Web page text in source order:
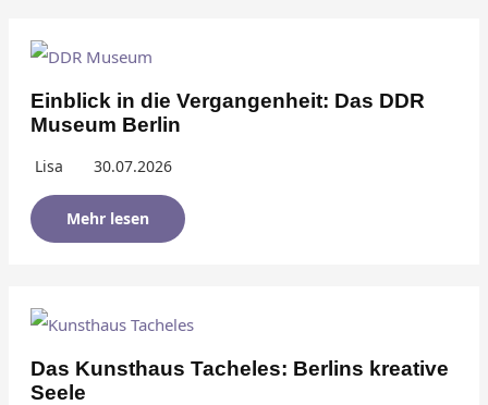
Einblick in die Vergangenheit: Das DDR
Museum Berlin
Lisa 30.07.2026
Mehr lesen
Das Kunsthaus Tacheles: Berlins kreative
Seele